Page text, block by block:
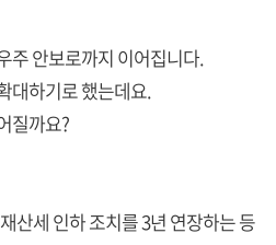
주 안보로까지 이어집니다.
대하기로 했는데요.
질까요?
산세 인하 조치를 3년 연장하는 등